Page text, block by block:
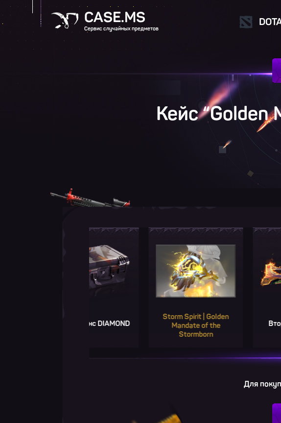
CASE.MS
Сервис случайных предметов
Кейс “Golden
Storm Spirit | Golden
Mandate of the
Второй шанс
Для